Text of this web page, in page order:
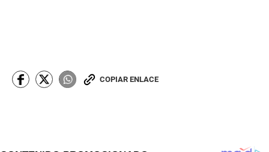
COPIAR ENLACE